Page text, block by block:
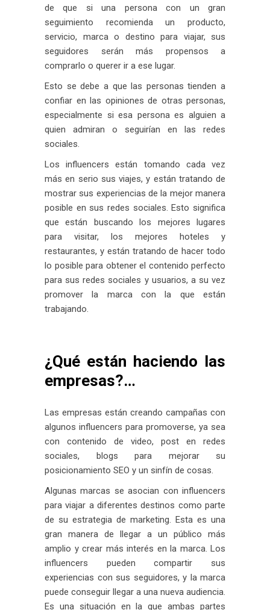
de que si una persona con un gran
seguimiento recomienda un producto,
servicio, marca o destino para viajar, sus
seguidores serán más propensos a
comprarlo o querer ir a ese lugar.
Esto se debe a que las personas tienden a
confiar en las opiniones de otras personas,
especialmente si esa persona es alguien a
quien admiran o seguirían en las redes
sociales.
Los influencers están tomando cada vez
más en serio sus viajes, y están tratando de
mostrar sus experiencias de la mejor manera
posible en sus redes sociales. Esto significa
que están buscando los mejores lugares
para visitar, los mejores hoteles y
restaurantes, y están tratando de hacer todo
lo posible para obtener el contenido perfecto
para sus redes sociales y usuarios, a su vez
promover la marca con la que están
trabajando.
¿Qué están haciendo las
empresas?…
Las empresas están creando campañas con
algunos influencers para promoverse, ya sea
con contenido de video, post en redes
sociales, blogs para mejorar su
posicionamiento SEO y un sinfín de cosas.
Algunas marcas se asocian con influencers
para viajar a diferentes destinos como parte
de su estrategia de marketing. Esta es una
gran manera de llegar a un público más
amplio y crear más interés en la marca. Los
influencers pueden compartir sus
experiencias con sus seguidores, y la marca
puede conseguir llegar a una nueva audiencia.
Es una situación en la que ambas partes